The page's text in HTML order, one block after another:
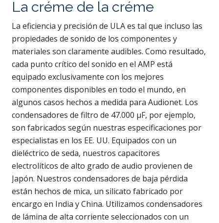
La créme de la créme
La eficiencia y precisión de ULA es tal que incluso las
propiedades de sonido de los componentes y
materiales son claramente audibles. Como resultado,
cada punto crítico del sonido en el AMP está
equipado exclusivamente con los mejores
componentes disponibles en todo el mundo, en
algunos casos hechos a medida para Audionet. Los
condensadores de filtro de 47.000 µF, por ejemplo,
son fabricados según nuestras especificaciones por
especialistas en los EE. UU. Equipados con un
dieléctrico de seda, nuestros capacitores
electrolíticos de alto grado de audio provienen de
Japón. Nuestros condensadores de baja pérdida
están hechos de mica, un silicato fabricado por
encargo en India y China. Utilizamos condensadores
de lámina de alta corriente seleccionados con un